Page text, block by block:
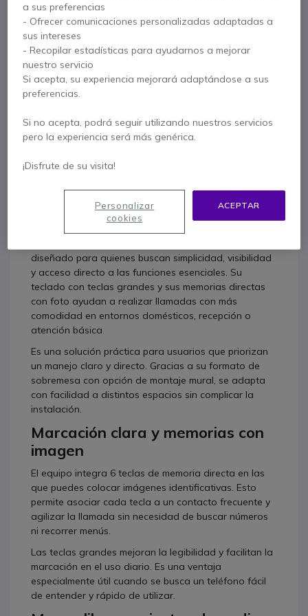
900 80 26 26
F.A.Q Live Chat
Descripción producto
Alcatel TMax 10 para una
marcación más sencilla y
acceso rápido a tus
contactos habituales
diseñado para quienes buscan simplicidad, visibilidad
y acceso directo a las funciones esenciales. Su
teclado con teclas grandes y sus memorias directas
con foto ayudan a realizar llamadas con más
comodidad en entornos domésticos, recepción o
atención básica.
Es una solución práctica para usuarios que priorizan
un manejo claro y directo. Gracias a su formato de
sobremesa con opción de montaje mural, se adapta
con facilidad a distintos espacios sin complicar la
instalación.
Marcación clara y memorias con
imagen
El equipo integra 6 teclas de memoria directa en las
que puedes colocar imágenes identificativas. Esto
permite asociar cada tecla a un contacto frecuente y
agilizar la llamada sin necesidad de buscar números
ni recorrer menús.
Las teclas grandes mejoran la legibilidad y facilitan la
marcación en el uso diario. Es una ventaja
especialmente útil cuando se busca un teléfono fácil
de entender y rápido de utilizar.
a sus preferencias
- Ofrecer comunicaciones personalizadas adaptadas a
sus intereses
- Recopilar estadísticas para ayudarnos a mejorar
nuestro servicio
Si acepta, su experiencia mejorará adaptándose a sus
preferencias.
Si no acepta, podrá seguir utilizando nuestros servicios
pero la experiencia será más genérica.
¡Disfrute de su visita!
ACEPTAR
Personalizar
cookies